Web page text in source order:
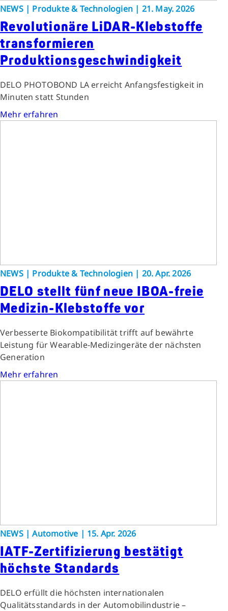
NEWS | Produkte & Technologien | 21. May. 2026
Revolutionäre LiDAR-Klebstoffe
transformieren
Produktionsgeschwindigkeit
DELO PHOTOBOND LA erreicht Anfangsfestigkeit in
Minuten statt Stunden
Mehr erfahren
NEWS | Produkte & Technologien | 20. Apr. 2026
DELO stellt fünf neue IBOA-freie
Medizin-Klebstoffe vor
Verbesserte Biokompatibilität trifft auf bewährte
Leistung für Wearable-Medizingeräte der nächsten
Generation
Mehr erfahren
NEWS | Automotive | 15. Apr. 2026
IATF-Zertifizierung bestätigt
höchste Standards
DELO erfüllt die höchsten internationalen
Qualitätsstandards in der Automobilindustrie –